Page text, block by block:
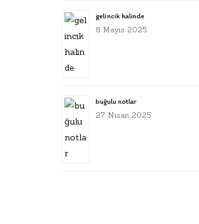
gelincik halinde
6 Mayıs 2025
buğulu notlar
27 Nisan 2025